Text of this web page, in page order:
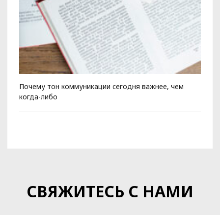
Почему тон коммуникации сегодня важнее, чем
когда-либо
СВЯЖИТЕСЬ С НАМИ